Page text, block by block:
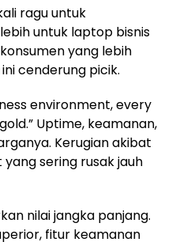
ragu untuk
untuk laptop bisnis
yang lebih
cenderung picik.
environment, every
Uptime, keamanan,
Kerugian akibat
sering rusak jauh
nilai jangka panjang.
fitur keamanan